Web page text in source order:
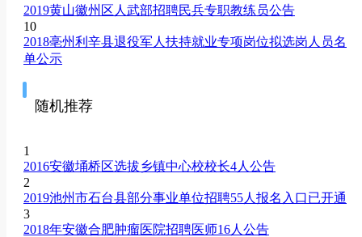
2019黄山徽州区人武部招聘民兵专职教练员公告
10
2018亳州利辛县退役军人扶持就业专项岗位拟选岗人员名
单公示
随机推荐
1
2016安徽埇桥区选拔乡镇中心校校长4人公告
2
2019池州市石台县部分事业单位招聘55人报名入口已开通
3
2018年安徽合肥肿瘤医院招聘医师16人公告